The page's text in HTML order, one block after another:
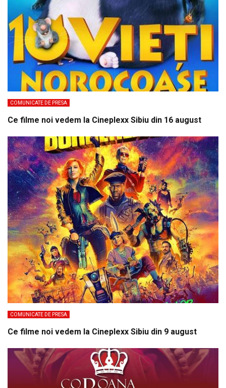
COMUNICATE DE PRESA
Ce filme noi vedem la Cineplexx Sibiu din 16 august
COMUNICATE DE PRESA
Ce filme noi vedem la Cineplexx Sibiu din 9 august